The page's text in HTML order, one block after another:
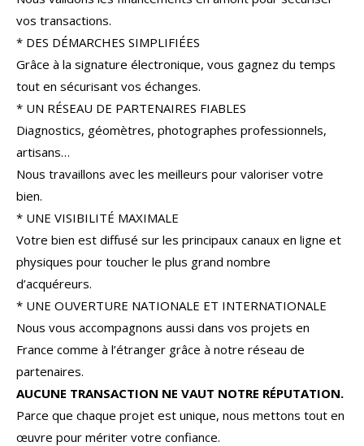
vos transactions.
* DES DÉMARCHES SIMPLIFIÉES
Grâce à la signature électronique, vous gagnez du temps
tout en sécurisant vos échanges.
* UN RÉSEAU DE PARTENAIRES FIABLES
Diagnostics, géomètres, photographes professionnels,
artisans…
Nous travaillons avec les meilleurs pour valoriser votre
bien.
* UNE VISIBILITÉ MAXIMALE
Votre bien est diffusé sur les principaux canaux en ligne et
physiques pour toucher le plus grand nombre
d’acquéreurs.
* UNE OUVERTURE NATIONALE ET INTERNATIONALE
Nous vous accompagnons aussi dans vos projets en
France comme à l’étranger grâce à notre réseau de
partenaires.
AUCUNE TRANSACTION NE VAUT NOTRE RÉPUTATION.
Parce que chaque projet est unique, nous mettons tout en
œuvre pour mériter votre confiance.
RECHERCHER